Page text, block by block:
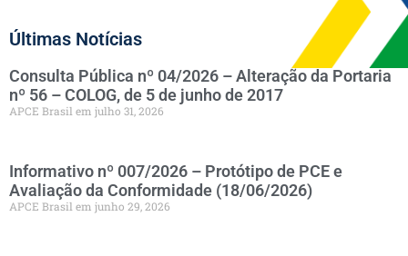
Últimas Notícias
Consulta Pública nº 04/2026 – Alteração da Portaria
nº 56 – COLOG, de 5 de junho de 2017
APCE Brasil julho 31, 2026
Informativo nº 007/2026 – Protótipo de PCE e
Avaliação da Conformidade (18/06/2026)
APCE Brasil junho 29, 2026